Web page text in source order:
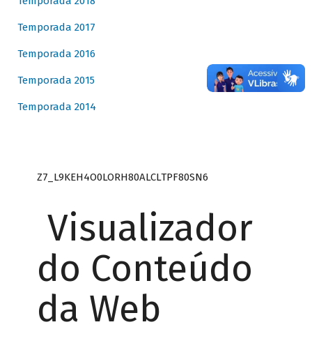
Temporada 2017
Temporada 2016
Temporada 2015
Temporada 2014
Z7_L9KEH4O0LORH80ALCLTPF80SN6
Visualizador
do Conteúdo
da Web